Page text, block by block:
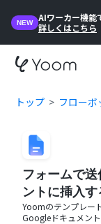
NEW
AIワーカー機能
詳しくはこちら
トップ フロー
フォームで
ントに挿入す
Yoomのテンプレー
Googleドキュメント